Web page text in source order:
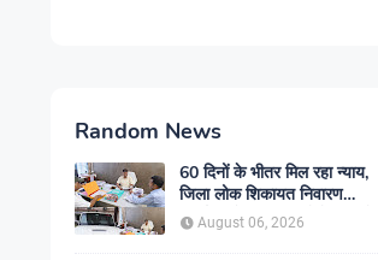
Random News
60 दिनों के भीतर मिल रहा न्याय,
जिला लोक शिकायत निवारण
कार्यालय में बढ़ा आम लोगों का भरोसा
August 06, 2026